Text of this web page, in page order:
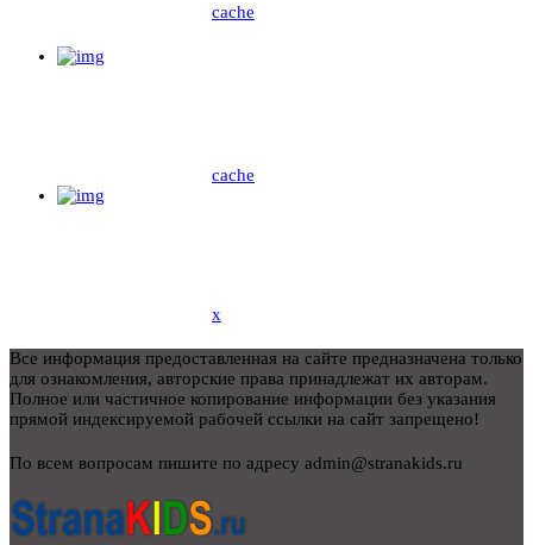
cache
cache
x
Все информация предоставленная на сайте предназначена только
для ознакомления, авторские права принадлежат их авторам.
Полное или частичное копирование информации без указания
прямой индексируемой рабочей ссылки на сайт запрещено!
По всем вопросам пишите по адресу admin@stranakids.ru